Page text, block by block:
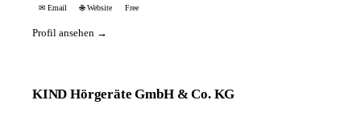
✉ Email 🌐 Website Free
Profil ansehen →
KIND Hörgeräte GmbH & Co. KG